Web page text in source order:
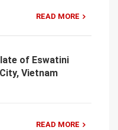
READ MORE
of Eswatini
Vietnam
READ MORE